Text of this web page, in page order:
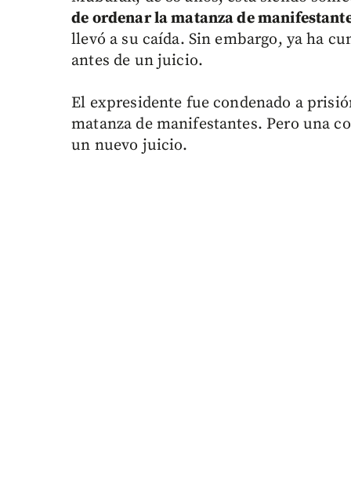
de ordenar la matanza de
llevó a su caída. Sin embargo, ya ha
antes de un juicio.
El expresidente fue condenado a
matanza de manifestantes. Pero una
un nuevo juicio.